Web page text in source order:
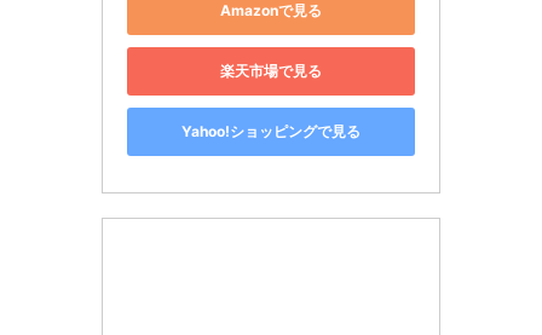
Amazonで見る
楽天市場で見る
Yahoo!ショッピングで見る